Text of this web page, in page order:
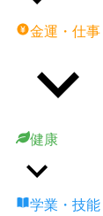
金運・仕事
健康
学業・技能